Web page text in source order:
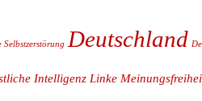
Selbstzerstörung Deutschland
Intelligenz Linke